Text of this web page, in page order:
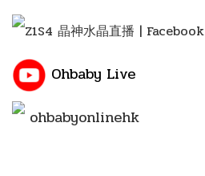
Z1S4 晶神水晶直播 | Facebook
Ohbaby Live
ohbabyonlinehk